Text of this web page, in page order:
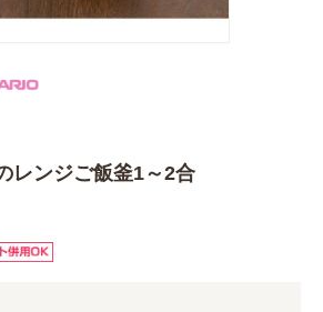
ンジご飯釜1～2合